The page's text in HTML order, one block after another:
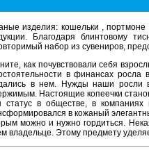
изделия: кошельки ,
Благодаря блинтовому
набор из сувениров,
как почувствовали себя
в финансах
в нем. Нужды наши росли
Настоящие копеечки
статус в обществе, в
в кожаный
можно и нужно гордиться.
владельце. Этому предмету